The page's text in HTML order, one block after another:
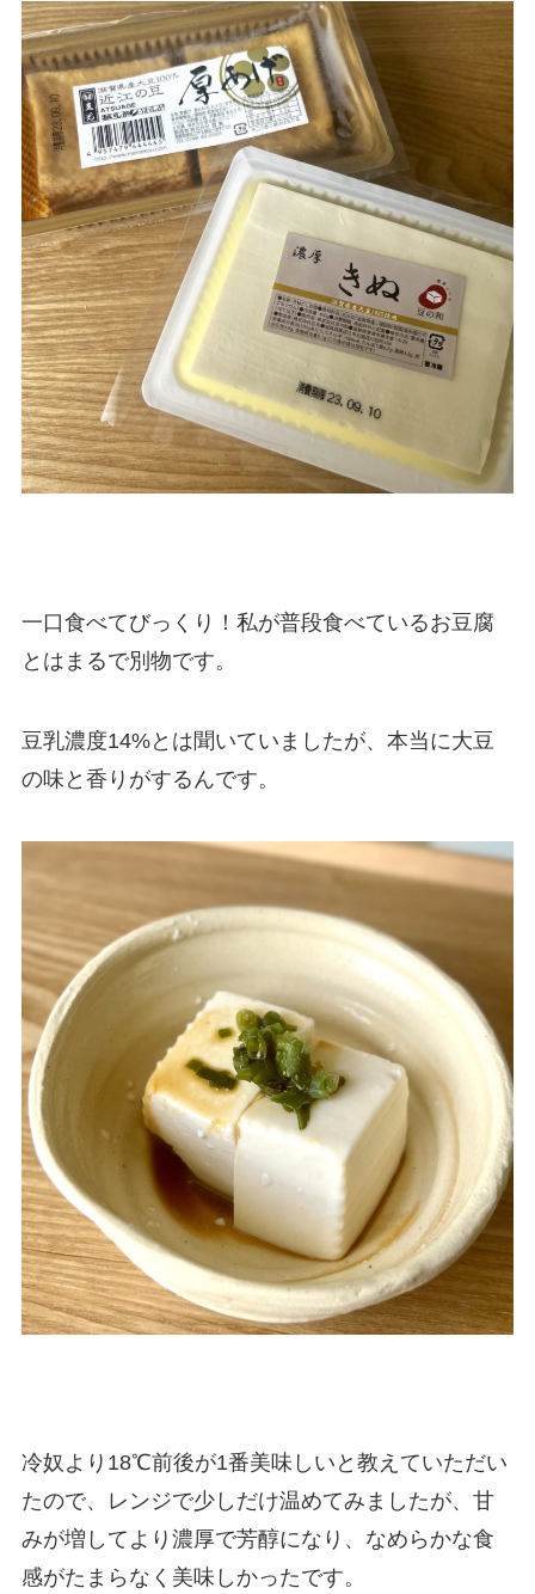
一口食べてびっくり！私が普段食べているお豆腐
とはまるで別物です。
豆乳濃度14%とは聞いていましたが、本当に大豆
の味と香りがするんです。
冷奴より18℃前後が1番美味しいと教えていただい
たので、レンジで少しだけ温めてみましたが、甘
みが増してより濃厚で芳醇になり、なめらかな食
感がたまらなく美味しかったです。